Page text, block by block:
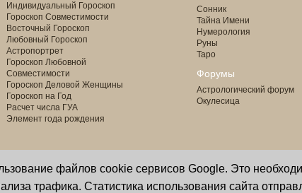
файлов cookie сервисов Google. Это
трафика. Статистика использования сайта
Индивидуальный Гороскоп
Гороскоп Совместимости
Восточный Гороскоп
Любовный Гороскоп
Астропортрет
Гороскоп Любовной
Совместимости
Гороскоп Деловой Женщины
Гороскоп на Год
Расчет числа ГУА
Элемент года рождения
Сонник
Тайна Имени
Нумерология
Руны
Таро
Форумы
Астрологический форум
Окулесица
Copyright © 2000 - 2026 Oculus
Все права защищены
астролог И. Звягина
программист Ю. Данилов